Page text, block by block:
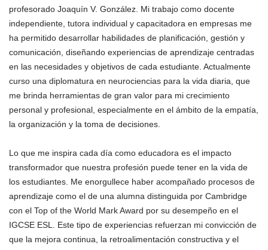
profesorado Joaquín V. González. Mi trabajo como docente
independiente, tutora individual y capacitadora en empresas me
ha permitido desarrollar habilidades de planificación, gestión y
comunicación, diseñando experiencias de aprendizaje centradas
en las necesidades y objetivos de cada estudiante. Actualmente
curso una diplomatura en neurociencias para la vida diaria, que
me brinda herramientas de gran valor para mi crecimiento
personal y profesional, especialmente en el ámbito de la empatía,
la organización y la toma de decisiones.
Lo que me inspira cada día como educadora es el impacto
transformador que nuestra profesión puede tener en la vida de
los estudiantes. Me enorgullece haber acompañado procesos de
aprendizaje como el de una alumna distinguida por Cambridge
con el Top of the World Mark Award por su desempeño en el
IGCSE ESL. Este tipo de experiencias refuerzan mi convicción de
que la mejora continua, la retroalimentación constructiva y el